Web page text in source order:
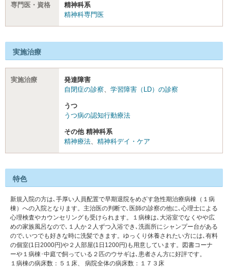
専門医・資格
精神科系
精神科専門医
実施治療
実施治療
発達障害
自閉症の診察、 学習障害（LD）の診察
うつ
うつ病の認知行動療法
その他 精神科系
精神療法、 精神科デイ・ケア
特色
新規入院の方は､手厚い人員配置で早期退院をめざす急性期治療病棟（１病
棟）への入院となります。主治医の判断で､医師の診察の他に､心理士による
心理検査やカウンセリングも受けられます。１病棟は､大浴室でなくやや広
めの家族風呂なので､１人か２人ずつ入浴でき､洗面所にシャンプー台がある
ので､いつでも好きな時に洗髪できます。ゆっくり休養されたい方には､有料
の個室(1日2000円)や２人部屋(1日1200円)も用意しています。図書コーナ
ーや１病棟･中庭で飼っている２匹のウサギは､患者さん方に好評です。
１病棟の病床数：５１床、 病院全体の病床数：１７３床